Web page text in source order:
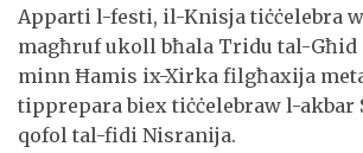
Apparti l-festi, il-Knisja tiċċelebra
magħruf ukoll bħala Tridu tal-
minn Ħamis ix-Xirka filgħaxija
tipprepara biex tiċċelebraw l-akbar
qofol tal-fidi Nisranija.